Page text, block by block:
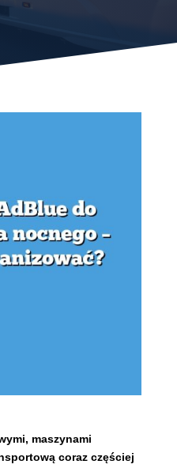
maszynami
coraz częściej